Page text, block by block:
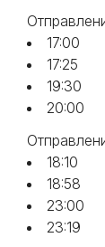
17:00
17:25
19:30
20:00
18:10
18:58
23:00
23:19